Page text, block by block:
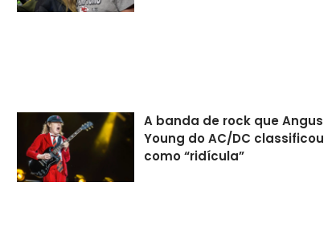
A banda de rock que Angus
Young do AC/DC classificou
como “ridícula”